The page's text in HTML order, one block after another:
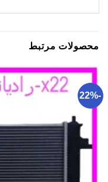
محصولات مرتبط
-22%